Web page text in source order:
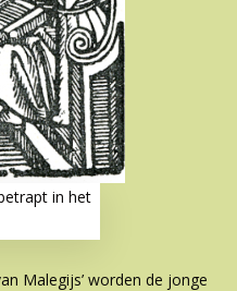
in het
Malegijs’ worden de jonge